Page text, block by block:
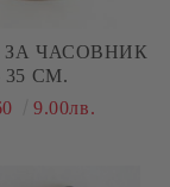
ЧАСОВНИК
35 СМ.
9.00лв.